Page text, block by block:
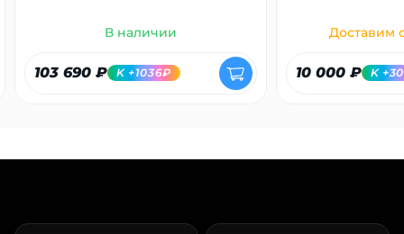
В наличии
103 690 ₽ K +1036₽
Доставим
10 000 ₽ K